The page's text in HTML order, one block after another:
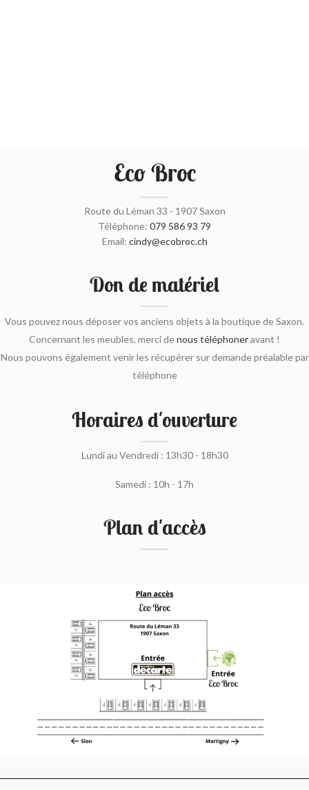
Eco Broc
Route du Léman 33 - 1907 Saxon
Téléphone: 079 586 93 79
Email: cindy@ecobroc.ch
Don de matériel
Vous pouvez nous déposer vos anciens objets à la boutique de Saxon.
Concernant les meubles, merci denous téléphoneravant !
Nous pouvons également venir les récupérer sur demande préalable par
téléphone
Horaires d'ouverture
Lundi au Vendredi : 13h30 - 18h30
Samedi : 10h - 17h
Plan d'accès